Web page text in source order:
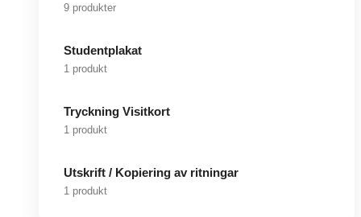
9 produkter
Studentplakat
1 produkt
Tryckning Visitkort
1 produkt
Utskrift / Kopiering av ritningar
1 produkt